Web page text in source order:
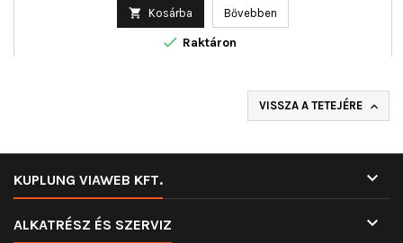
 Kosárba Bővebben
 Raktáron
VISSZA A TETEJÉRE 
KUPLUNG VIAWEB KFT. 
ALKATRÉSZ ÉS SZERVIZ 